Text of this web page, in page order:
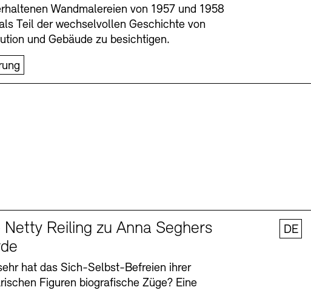
Barrierefreiheit Newsletter
Barrierefreiheit Newsletter
Wandmalereien von 1957 und 1958
Teil der wechselvollen Geschichte von
und Gebäude zu besichtigen.
Netty Reiling zu Anna Seghers
hat das Sich-Selbst-Befreien ihrer
Figuren biografische Züge? Eine
DE